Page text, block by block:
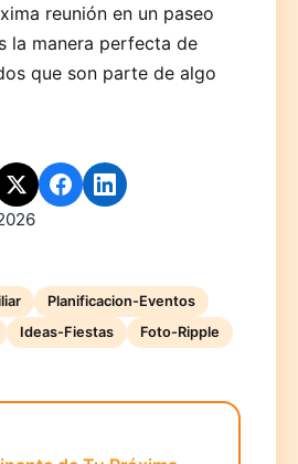
reunión en un paseo
la manera perfecta de
que son parte de algo
Planificacion-Eventos
Ideas-Fiestas Foto-Ripple